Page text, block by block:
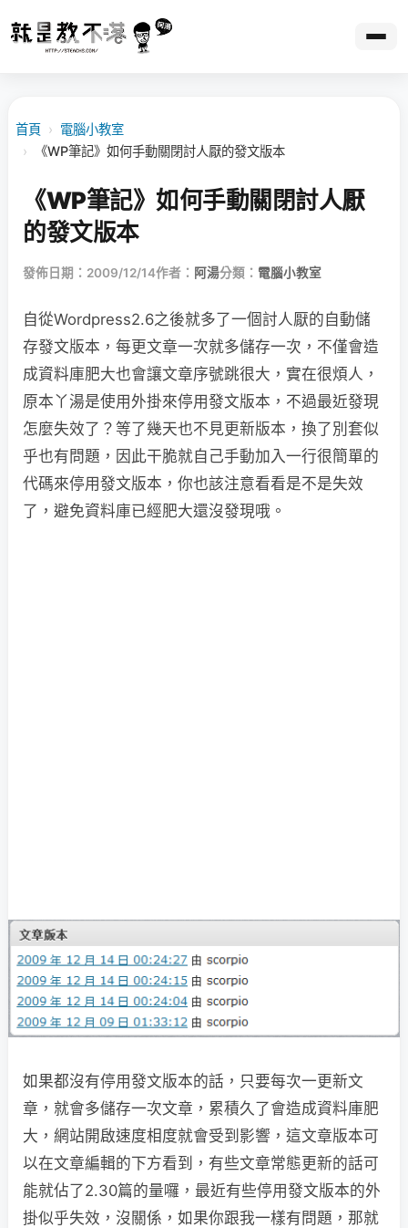
首頁 › 電腦小教室
›
《WP筆記》如何手動關閉討人厭的發文版本
《WP筆記》如何手動關閉討人厭
的發文版本
發佈日期：2009/12/14作者： 阿湯分類： 電腦小教室
自從Wordpress2.6之後就多了一個討人厭的自動儲
存發文版本，每更文章一次就多儲存一次，不僅會造
成資料庫肥大也會讓文章序號跳很大，實在很煩人，
原本丫湯是使用外掛來停用發文版本，不過最近發現
怎麼失效了？等了幾天也不見更新版本，換了別套似
乎也有問題，因此干脆就自己手動加入一行很簡單的
代碼來停用發文版本，你也該注意看看是不是失效
了，避免資料庫已經肥大還沒發現哦。
如果都沒有停用發文版本的話，只要每次一更新文
章，就會多儲存一次文章，累積久了會造成資料庫肥
大，網站開啟速度相度就會受到影響，這文章版本可
以在文章編輯的下方看到，有些文章常態更新的話可
能就佔了2.30篇的量囉，最近有些停用發文版本的外
掛似乎失效，沒關係，如果你跟我一樣有問題，那就